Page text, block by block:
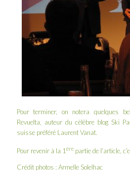
Pour terminer, on notera quelques
Revuelta, auteur du célèbre blog Ski
suisse préféré Laurent Vanat.
Pour revenir à la 1èrepartie de l’article,
Crédit photos : Armelle Solelhac